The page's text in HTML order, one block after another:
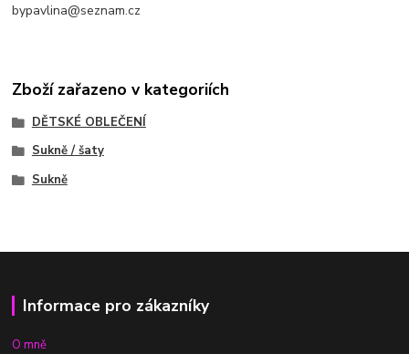
bypavlina@seznam.cz
Zboží zařazeno v kategoriích
DĚTSKÉ OBLEČENÍ
Sukně / šaty
Sukně
Informace pro zákazníky
O mně